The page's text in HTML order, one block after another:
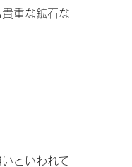
重な鉱石な
といわれて